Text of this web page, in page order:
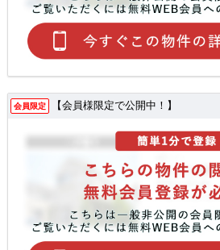
会員限定 【会員様限定で公開中！】